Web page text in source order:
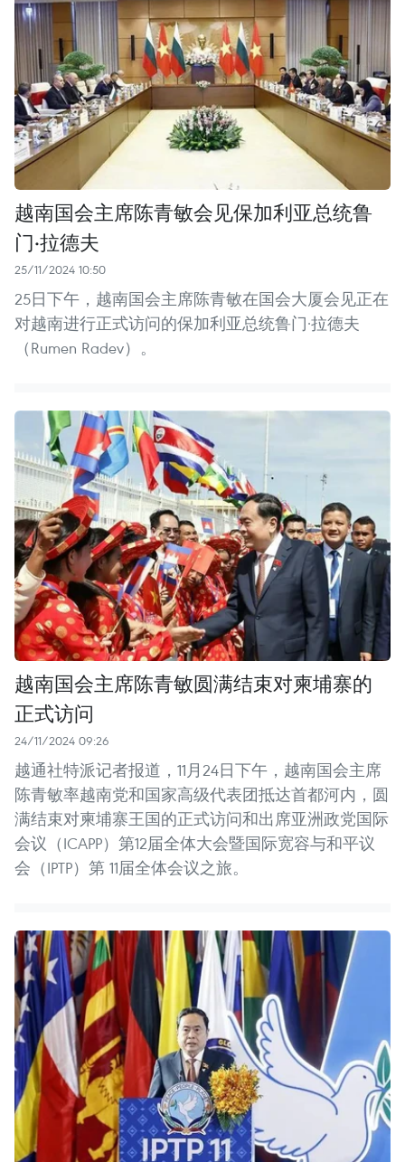
越南国会主席陈青敏会见保加利亚总统鲁
门·拉德夫
25/11/2024 10:50
25日下午，越南国会主席陈青敏在国会大厦会见正在
对越南进行正式访问的保加利亚总统鲁门·拉德夫
（Rumen Radev）。
越南国会主席陈青敏圆满结束对柬埔寨的
正式访问
24/11/2024 09:26
越通社特派记者报道，11月24日下午，越南国会主席
陈青敏率越南党和国家高级代表团抵达首都河内，圆
满结束对柬埔寨王国的正式访问和出席亚洲政党国际
会议（ICAPP）第12届全体大会暨国际宽容与和平议
会（IPTP）第 11届全体会议之旅。